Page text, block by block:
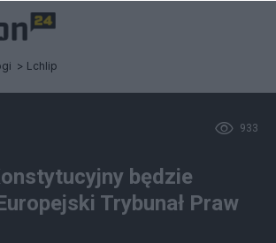
Lchlip
933
będzie
Trybunał Praw